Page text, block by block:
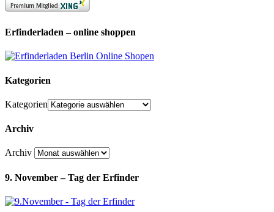
Erfinderladen – online shoppen
Kategorien
Kategorien
Archiv
Archiv
9. November – Tag der Erfinder